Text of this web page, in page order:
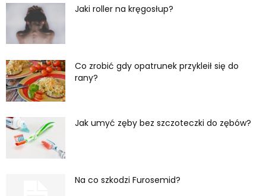
Jaki roller na kręgosłup?
Co zrobić gdy opatrunek przykleił się do
rany?
Jak umyć zęby bez szczoteczki do zębów?
Na co szkodzi Furosemid?